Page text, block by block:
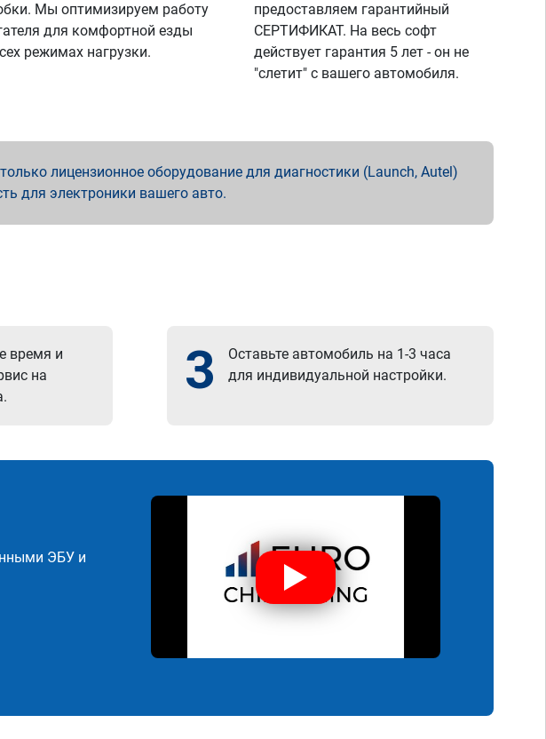
Мы оптимизируем работу
для комфортной езды
режимах нагрузки.
предоставляем гарантийный
СЕРТИФИКАТ. На весь софт
действует гарантия 5 лет - он не
"слетит" с вашего автомобиля.
лицензионное оборудование для диагностики (Launch, Autel)
для электроники вашего авто.
время и
на
3
Оставьте автомобиль на 1-3 часа
для индивидуальной настройки.
ЭБУ и